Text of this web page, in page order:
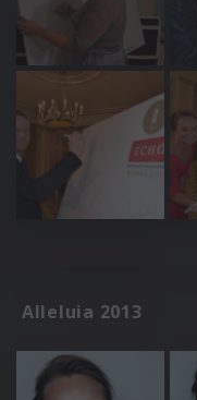
Alleluia 2013